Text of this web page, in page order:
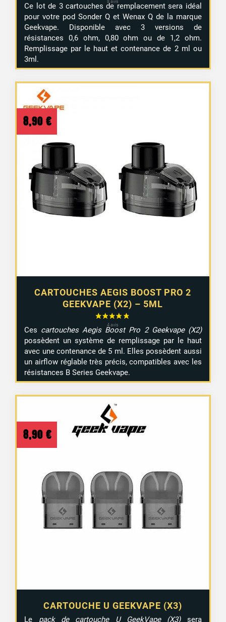
2 avis
Ce lot de 3 cartouches de remplacement sera idéal
pour votre pod Sonder Q et Wenax Q de la marque
Geekvape. Disponible avec 3 versions de
résistances 0,6 ohm, 0,80 ohm ou de 1,2 ohm.
Remplissage par le haut et contenance de 2 ml ou
3ml.
CARTOUCHES AEGIS BOOST PRO 2
GEEKVAPE (X2) – 5ML
8,90 €
Ces cartouches Aegis Boost Pro 2 Geekvape (X2)
possèdent un système de remplissage par le haut
avec une contenance de 5 ml. Elles possèdent aussi
un airflow réglable très précis, compatibles avec les
résistances B Series Geekvape.
CARTOUCHE U GEEKVAPE (X3)
8,90 €
Le pack de cartouche U GeekVape (X3)sera